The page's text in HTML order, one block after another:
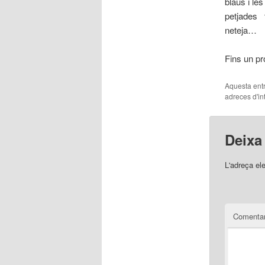
petjades
neteja…
Fins un
Aquesta
adreces
L'adreça